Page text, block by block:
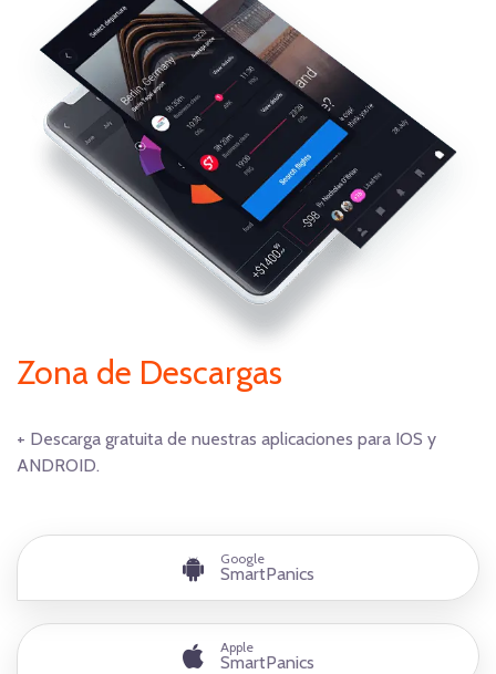
Zona de Descargas
+ Descarga gratuita de nuestras aplicaciones para IOS y
ANDROID.
Google
SmartPanics
Apple
SmartPanics